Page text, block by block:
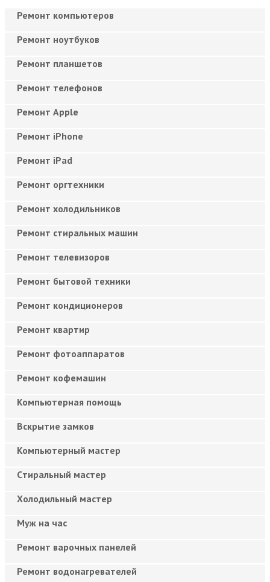
Ремонт компьютеров
Ремонт ноутбуков
Ремонт планшетов
Ремонт телефонов
Ремонт Apple
Ремонт iPhone
Ремонт iPad
Ремонт оргтехники
Ремонт холодильников
Ремонт стиральных машин
Ремонт телевизоров
Ремонт бытовой техники
Ремонт кондиционеров
Ремонт квартир
Ремонт фотоаппаратов
Ремонт кофемашин
Компьютерная помощь
Вскрытие замков
Компьютерный мастер
Cтиральный мастер
Холодильный мастер
Муж на час
Ремонт варочных панелей
Ремонт водонагревателей